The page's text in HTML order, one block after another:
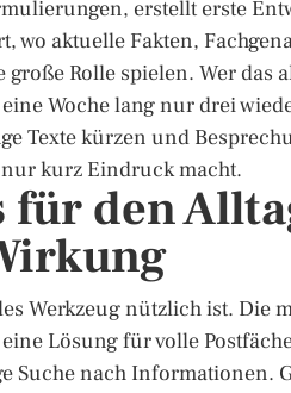
erstellt erste
wo aktuelle Fakten,
Rolle spielen. Wer das
Woche lang nur drei
Texte kürzen und
kurz Eindruck macht.
den
Werkzeug nützlich ist. Die
Lösung für volle
Suche nach Informationen.